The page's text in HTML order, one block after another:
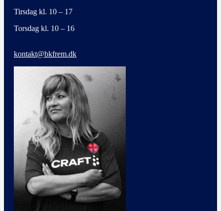
Tirsdag kl. 10 – 17
Torsdag kl. 10 – 16
kontakt@bkfrem.dk